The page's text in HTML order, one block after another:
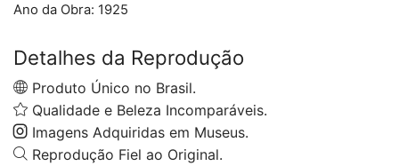
Ano da Obra: 1925
Detalhes da Reprodução
Produto Único no Brasil.
Qualidade e Beleza Incomparáveis.
Imagens Adquiridas em Museus.
Reprodução Fiel ao Original.